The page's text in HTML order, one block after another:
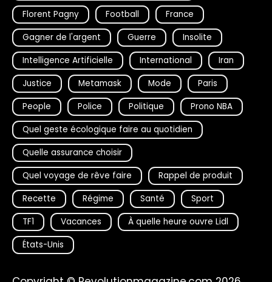
Florent Pagny
Football
France
Gagner de l'argent
Guerre
Insolite
Intelligence Artificielle
International
Iran
Justice
Metamask Mode
Paris
People
Police Politique
Prono NBA
Quel geste écologique faire au quotidien
Quelle assurance choisir
Quel voyage de rêve faire
Rappel de produit
Recette
Régime Santé
Sport
TF1
Vacances
À quelle heure ouvre Lidl
États-Unis